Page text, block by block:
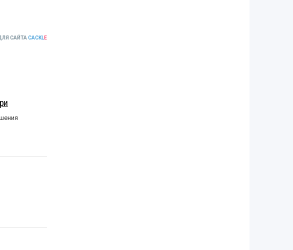
САЙТА CACKLE